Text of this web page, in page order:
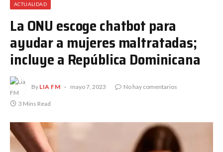
ACTUALIDAD
La ONU escoge chatbot para
ayudar a mujeres maltratadas;
incluye a República Dominicana
By LIA FM mayo 7, 2023 No hay comentarios
3 Mins Read